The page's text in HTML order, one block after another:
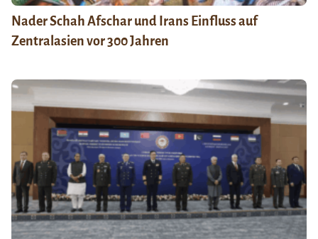
Nader Schah Afschar und Irans Einfluss auf
Zentralasien vor 300 Jahren